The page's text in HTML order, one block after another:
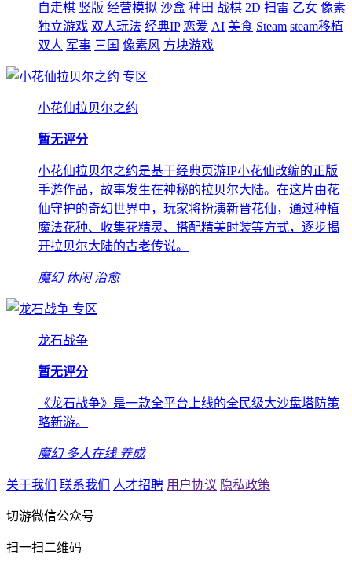
自走棋 竖版 经营模拟 沙盒 种田 战棋 2D 扫雷 乙女 像素
独立游戏 双人玩法 经典IP 恋爱 AI 美食 Steam steam移植
双人 军事 三国 像素风 方块游戏
专区
小花仙拉贝尔之约
暂无评分
小花仙拉贝尔之约是基于经典页游IP小花仙改编的正版
手游作品，故事发生在神秘的拉贝尔大陆。在这片由花
仙守护的奇幻世界中，玩家将扮演新晋花仙，通过种植
魔法花种、收集花精灵、搭配精美时装等方式，逐步揭
开拉贝尔大陆的古老传说。
魔幻 休闲 治愈
专区
龙石战争
暂无评分
《龙石战争》是一款全平台上线的全民级大沙盘塔防策
略新游。
魔幻 多人在线 养成
关于我们 联系我们 人才招聘 用户协议 隐私政策
切游微信公众号
扫一扫二维码